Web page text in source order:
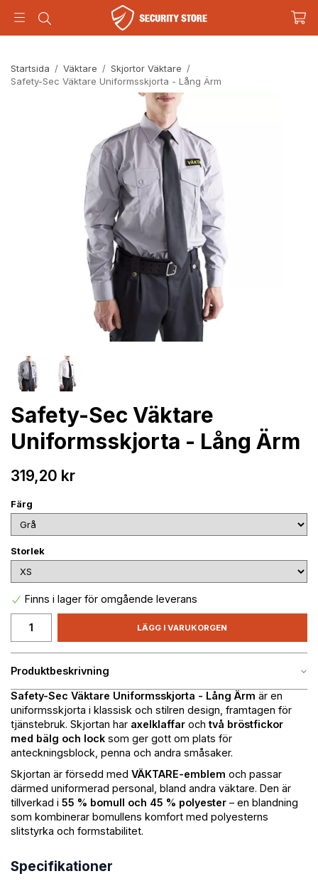
Startsida / Väktare / Skjortor Väktare /
Safety-Sec Väktare Uniformsskjorta - Lång Ärm
Safety-Sec Väktare
Uniformsskjorta - Lång Ärm
319,20 kr
Färg
Storlek
Finns i lager för omgående leverans
LÄGG I VARUKORGEN
Produktbeskrivning
Safety-Sec Väktare Uniformsskjorta - Lång Ärm är en
uniformsskjorta i klassisk och stilren design, framtagen för
tjänstebruk. Skjortan har axelklaffar ochtvå bröstfickor
med bälg och lock som ger gott om plats för
anteckningsblock, penna och andra småsaker.
Skjortan är försedd med VÄKTARE-emblem och passar
därmed uniformerad personal, bland andra väktare. Den är
tillverkad i 55 % bomull och 45 % polyester – en blandning
som kombinerar bomullens komfort med polyesterns
slitstyrka och formstabilitet.
Specifikationer